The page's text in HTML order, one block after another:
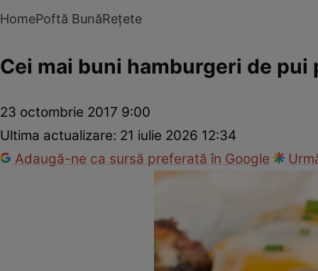
HomePoftă BunăRețete
Cei mai buni hamburgeri de pui
23 octombrie 2017 9:00
Ultima actualizare: 21 iulie 2026 12:34
Adaugă-ne ca sursă preferată în Google